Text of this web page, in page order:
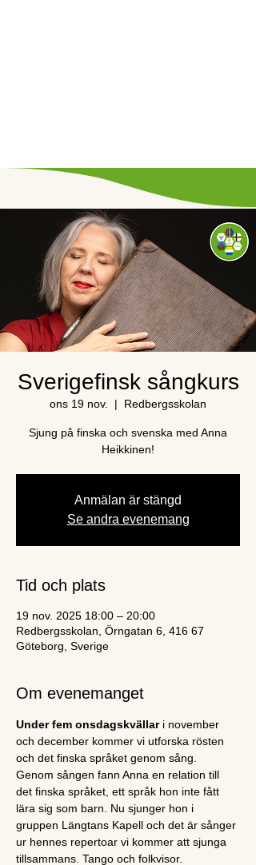
Sverigefinsk sångkurs
ons 19 nov.
  |
Redbergsskolan
Sjung på finska och svenska med Anna
Heikkinen!
Anmälan är stängd
Se andra evenemang
Tid och plats
19 nov. 2025 18:00 – 20:00
Redbergsskolan, Örngatan 6, 416 67
Göteborg, Sverige
Om evenemanget
Under fem onsdagskvällar i november
och december kommer vi utforska rösten
och det finska språket genom sång.
Genom sången fann Anna en relation till
det finska språket, ett språk hon inte fått
lära sig som barn. Nu sjunger hon i
gruppen Längtans Kapell och det är sånger
ur hennes repertoar vi kommer att sjunga
tillsammans. Tango och folkvisor.